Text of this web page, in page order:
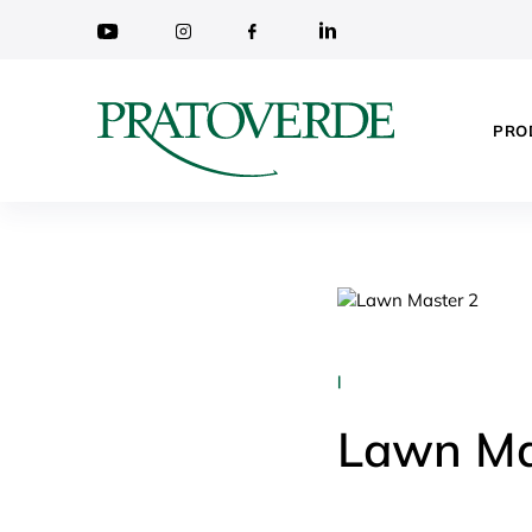
|
Lawn